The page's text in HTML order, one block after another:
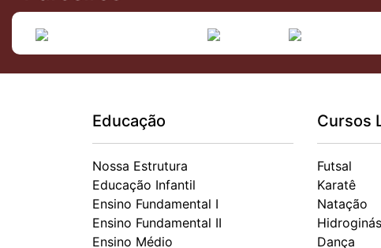
Educação
Nossa Estrutura
Educação Infantil
Ensino Fundamental I
Ensino Fundamental II
Ensino Médio
Cursos
Futsal
Karatê
Natação
Dança